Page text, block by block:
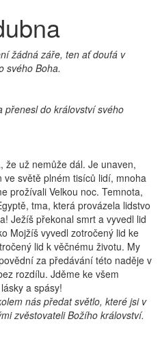
žádná záře, ten ať doufá v
svého Boha.
přenesl do království svého
že už nemůže dál. Je unaven,
světě plném tisíců lidí, mnoha
prožívali Velkou noc. Temnota,
tma, která provázela lidstvo
Ježíš překonal smrt a vyvedl lid
Mojžíš vyvedl zotročený lid ke
lid k věčnému životu. My
za předávání této naděje v
rozdílu. Jděme ke všem
a spásy!
nás předat světlo, které jsi v
zvěstovateli Božího království.